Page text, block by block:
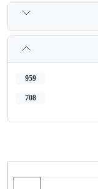
959
708